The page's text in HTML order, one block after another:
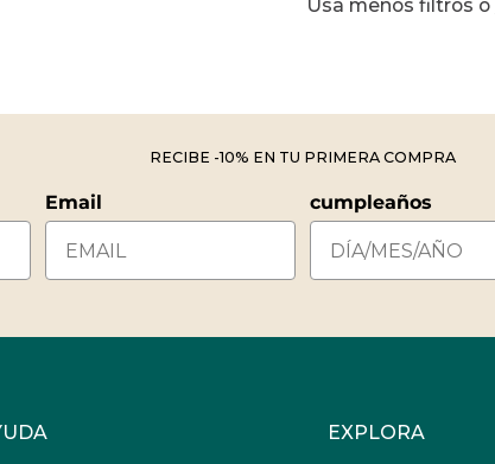
Usa menos filtros o
RECIBE -10% EN TU PRIMERA COMPRA
Email
cumpleaños
EXPLORA